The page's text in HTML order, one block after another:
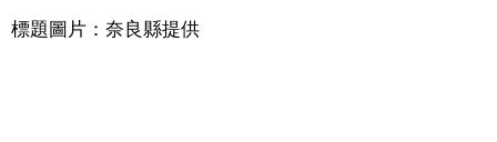
標題圖片：奈良縣提供